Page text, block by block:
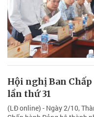
Hội nghị Ban
lần thứ 31
(LĐ online) - Ngày 2/10,